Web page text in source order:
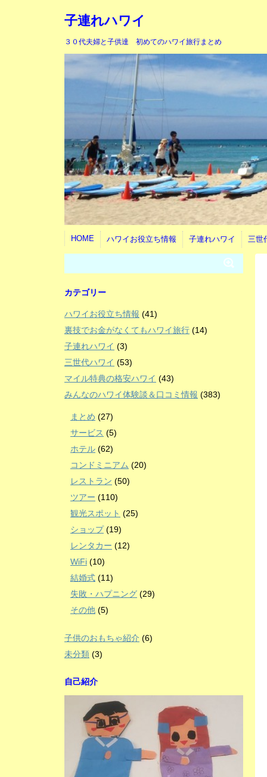
子連れハワイ
３０代夫婦と子供達 初めてのハワイ旅行まとめ
HOME ハワイお役立ち情報 子連れハワイ 三世
カテゴリー
ハワイお役立ち情報 (41)
裏技でお金がなくてもハワイ旅行 (14)
子連れハワイ (3)
三世代ハワイ (53)
マイル特典の格安ハワイ (43)
みんなのハワイ体験談＆口コミ情報 (383)
まとめ (27)
サービス (5)
ホテル (62)
コンドミニアム (20)
レストラン (50)
ツアー (110)
観光スポット (25)
ショップ(19)
レンタカー (12)
WiFi (10)
結婚式 (11)
失敗・ハプニング (29)
その他 (5)
子供のおもちゃ紹介 (6)
未分類 (3)
自己紹介